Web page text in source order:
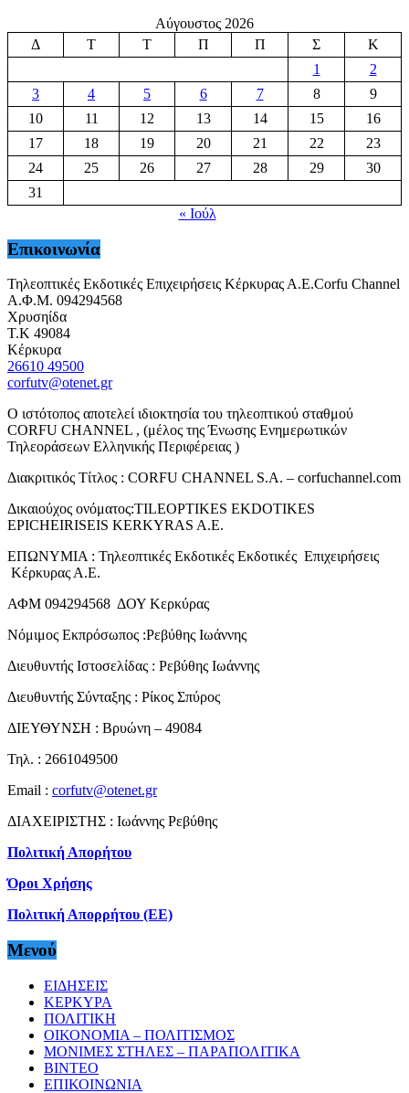
Αύγουστος 2026
Δ
Τ Τ Π Π Σ
Κ
1
2
3
4 5 6 7 8
9
10
11 12 13 14 15
16
17
18 19 20 21 22
23
24
25 26 27 28 29
30
31
« Ιούλ
Επικοινωνία
Τηλεοπτικές Εκδοτικές Επιχειρήσεις Κέρκυρας Α.Ε.Corfu Channel
Α.Φ.Μ. 094294568
Χρυσηίδα
Τ.Κ 49084
Κέρκυρα
26610 49500
corfutv@otenet.gr
Ο ιστότοπος αποτελεί ιδιοκτησία του τηλεοπτικού σταθμού
CORFU CHANNEL , (μέλος της Ένωσης Ενημερωτικών
Τηλεοράσεων Ελληνικής Περιφέρειας )
Διακριτικός Τίτλος : CORFU CHANNEL S.A. – corfuchannel.com
Δικαιούχος ονόματος:TILEOPTIKES EKDOTIKES
EPICHEIRISEIS KERKYRAS A.E.
ΕΠΩΝΥΜΙΑ : Τηλεοπτικές Εκδοτικές Εκδοτικές Επιχειρήσεις
Κέρκυρας Α.Ε.
ΑΦΜ 094294568 ΔΟΥ Κερκύρας
Νόμιμος Εκπρόσωπος :Ρεβύθης Ιωάννης
Διευθυντής Ιστοσελίδας : Ρεβύθης Ιωάννης
Διευθυντής Σύνταξης : Ρίκος Σπύρος
ΔΙΕΥΘΥΝΣΗ : Βρυώνη – 49084
Τηλ. : 2661049500
Email : corfutv@otenet.gr
ΔΙΑΧΕΙΡΙΣΤΗΣ : Ιωάννης Ρεβύθης
Πολιτική Απορήτου
Όροι Χρήσης
Πολιτική Απορρήτου (ΕΕ)
Μενού
ΕΙΔΗΣΕΙΣ
ΚΕΡΚΥΡΑ
ΠΟΛΙΤΙΚΗ
ΟΙΚΟΝΟΜΙΑ – ΠΟΛΙΤΙΣΜΟΣ
ΜΟΝΙΜΕΣ ΣΤΗΛΕΣ – ΠΑΡΑΠΟΛΙΤΙΚΑ
ΒΙΝΤΕΟ
ΕΠΙΚΟΙΝΩΝΙΑ